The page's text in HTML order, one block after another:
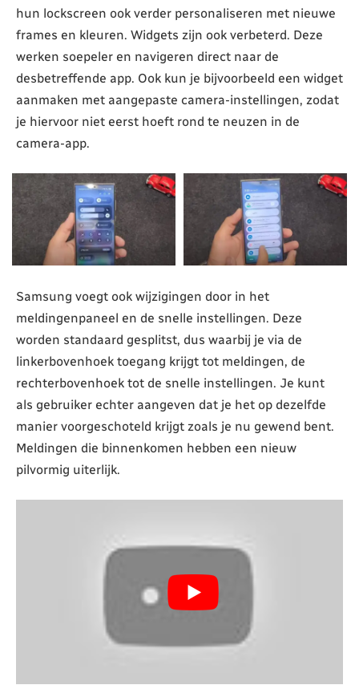
hun lockscreen ook verder personaliseren met nieuwe
frames en kleuren. Widgets zijn ook verbeterd. Deze
werken soepeler en navigeren direct naar de
desbetreffende app. Ook kun je bijvoorbeeld een widget
aanmaken met aangepaste camera-instellingen, zodat
je hiervoor niet eerst hoeft rond te neuzen in de
camera-app.
Samsung voegt ook wijzigingen door in het
meldingenpaneel en de snelle instellingen. Deze
worden standaard gesplitst, dus waarbij je via de
linkerbovenhoek toegang krijgt tot meldingen, de
rechterbovenhoek tot de snelle instellingen. Je kunt
als gebruiker echter aangeven dat je het op dezelfde
manier voorgeschoteld krijgt zoals je nu gewend bent.
Meldingen die binnenkomen hebben een nieuw
pilvormig uiterlijk.